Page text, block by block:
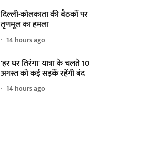
दिल्ली-कोलकाता की बैठकों पर
तृणमूल का हमला
14 hours ago
'हर घर तिरंगा' यात्रा के चलते 10
अगस्त को कई सड़कें रहेंगी बंद
14 hours ago